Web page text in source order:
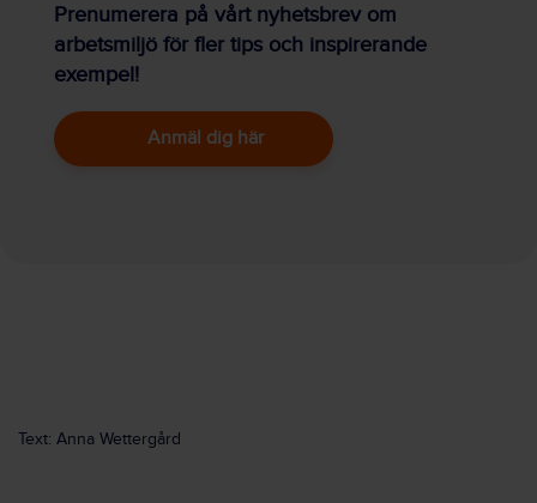
Prenumerera på vårt nyhetsbrev om
arbetsmiljö för fler tips och inspirerande
exempel!
Anmäl dig här
Text: Anna Wettergård